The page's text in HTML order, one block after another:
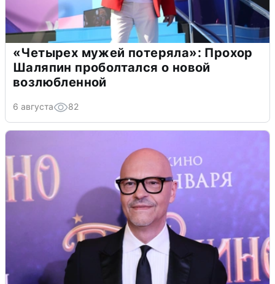
«Четырех мужей потеряла»: Прохор
Шаляпин проболтался о новой
возлюбленной
6 августа 82